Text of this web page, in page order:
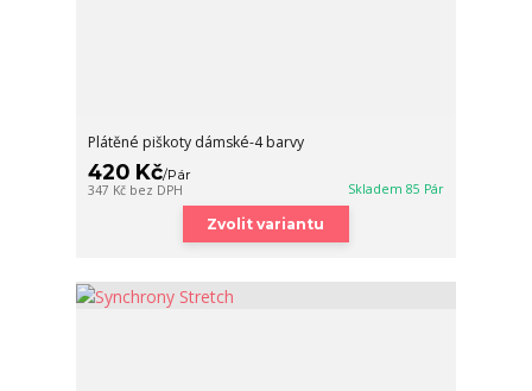
Plátěné piškoty dámské-4 barvy
420 Kč/Pár
347 Kč bez DPH Skladem 85 Pár
Zvolit variantu